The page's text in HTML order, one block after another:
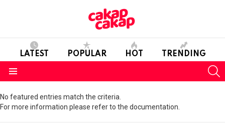
LATEST POPULAR HOT TRENDING
No featured entries match the criteria.
For more information please refer to the documentation.